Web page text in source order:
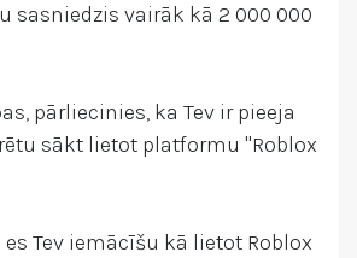
sasniedzis vairāk kā 2 000 000
pārliecinies, ka Tev ir pieeja
sākt lietot platformu "Roblox
Tev iemācīšu kā lietot Roblox